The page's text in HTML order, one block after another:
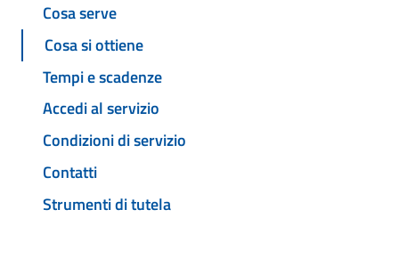
Cosa serve
Cosa si ottiene
Tempi e scadenze
Accedi al servizio
Condizioni di servizio
Contatti
Strumenti di tutela